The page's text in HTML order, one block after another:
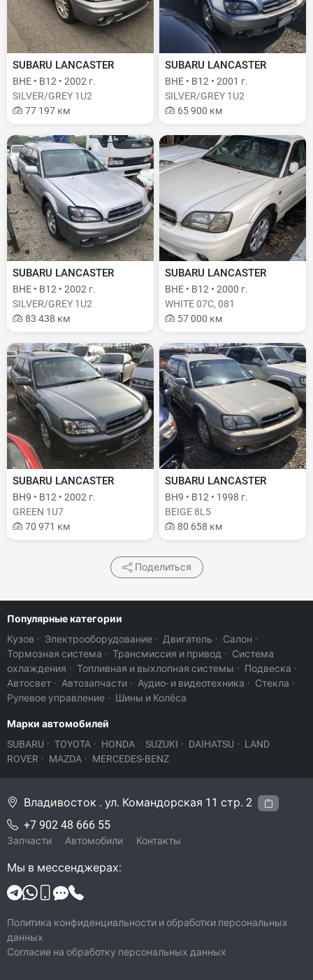
SUBARU LANCASTER
BHE • B12 • 2002 г.
SILVER/GREY 1U2
77 197 км
SUBARU LANCASTER
BHE • B12 • 2001 г.
SILVER/GREY 1U2
65 900 км
SUBARU LANCASTER
BHE • B12 • 2002 г.
SILVER/GREY 1U2
83 438 км
SUBARU LANCASTER
BHE • B12 • 2000 г.
WHITE 07C, 081
57 000 км
SUBARU LANCASTER
BH9 • B12 • 2002 г.
GREEN 1U7
70 971 км
SUBARU LANCASTER
BH9 • B12 • 1998 г.
BEIGE 8L5
80 658 км
Поделиться
Популярные категории
Кузов · Электрооборудование · Двигатель · Салон ·
Тормозная система · Трансмиссия и привод · Система
охлаждения · Топливная и выхлопная системы · Подвеска ·
Автосвет · Автозапчасти · Аудио- и видеотехника · Стекла ·
Рулевое управление · Шины и Колёса
Марки автомобилей
SUBARU · TOYOTA · HONDA · SUZUKI · DAIHATSU · LAND
ROVER · MAZDA · MERCEDES-BENZ
Владивосток . ул. Командорская 11 стр. 2
+7 902 48 666 55
Запчасти Автомобили Контакты
Мы в мессенджерах:
Политика конфиденциальности и обработки персональных
данных
Согласие на обработку персональных данных